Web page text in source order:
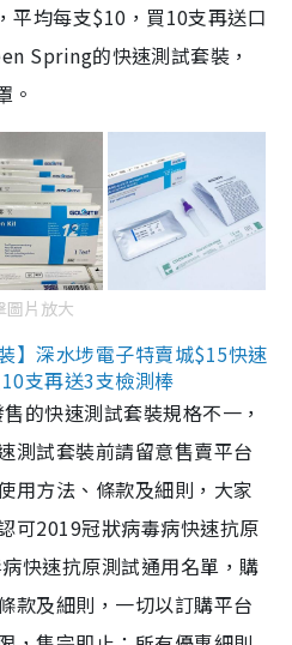
平均每支$10，買10支再送口
Spring的快速測試套裝，
。
圖片放大
】深水埗電子特賣城$15快速
支再送3支檢測棒
的快速測試套裝規格不一，
測試套裝前請留意售賣平台
用方法、條款及細則，大家
可2019冠狀病毒病快速抗原
快速抗原測試通用名單，購
款及細則，一切以訂購平台